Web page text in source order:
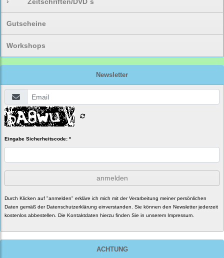
› Zeitschriften/DVD`s
Gutscheine
Workshops
Newsletter
Eingabe Sicherheitscode: *
anmelden
Durch Klicken auf "anmelden" erkläre ich mich mit der Verarbeitung meiner persönlichen
Daten gemäß der Datenschutzerklärung einverstanden. Sie können den Newsletter jederzeit
kostenlos abbestellen. Die Kontaktdaten hierzu finden Sie in unserem Impressum.
ACHTUNG